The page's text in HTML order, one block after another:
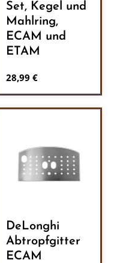
Set, Kegel und
Mahlring,
ECAM und
ETAM
Regulärer Preis:
28,99 €
DeLonghi
Abtropfgitter
ECAM